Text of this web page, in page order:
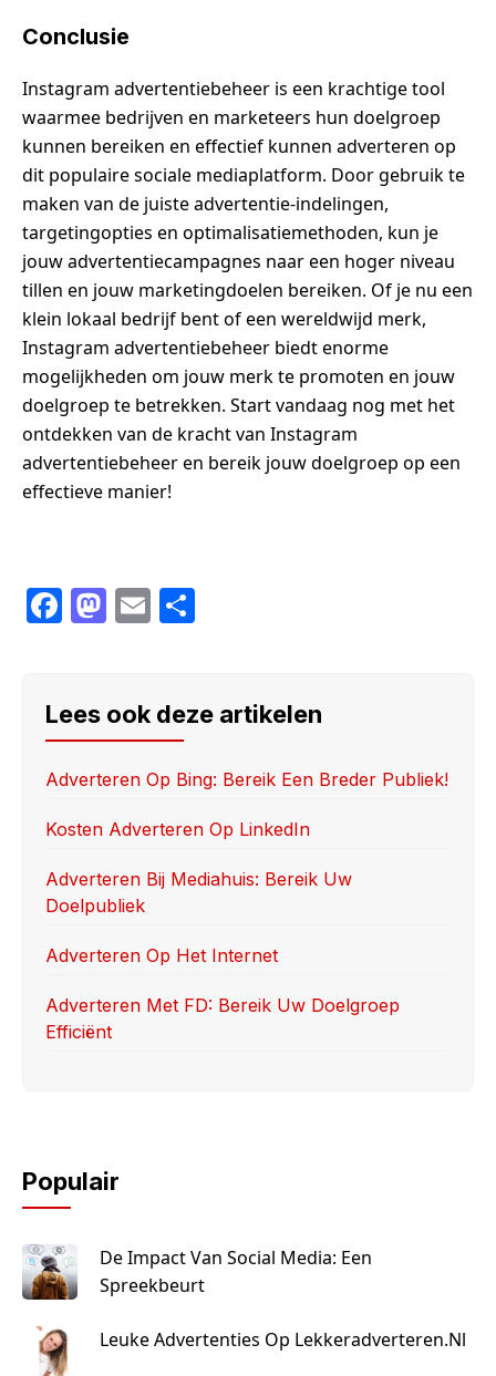
Conclusie
Instagram advertentiebeheer is een krachtige tool
waarmee bedrijven en marketeers hun doelgroep
kunnen bereiken en effectief kunnen adverteren op
dit populaire sociale mediaplatform. Door gebruik te
maken van de juiste advertentie-indelingen,
targetingopties en optimalisatiemethoden, kun je
jouw advertentiecampagnes naar een hoger niveau
tillen en jouw marketingdoelen bereiken. Of je nu een
klein lokaal bedrijf bent of een wereldwijd merk,
Instagram advertentiebeheer biedt enorme
mogelijkheden om jouw merk te promoten en jouw
doelgroep te betrekken. Start vandaag nog met het
ontdekken van de kracht van Instagram
advertentiebeheer en bereik jouw doelgroep op een
effectieve manier!
F
e
b
o
o
M
o
d
o
n
E
e
Lees ook deze artikelen
Adverteren Op Bing: Bereik Een Breder Publiek!
Kosten Adverteren Op LinkedIn
Adverteren Bij Mediahuis: Bereik Uw
Doelpubliek
Adverteren Op Het Internet
Adverteren Met FD: Bereik Uw Doelgroep
Efficiënt
Populair
De Impact Van Social Media: Een
Spreekbeurt
Leuke Advertenties Op Lekkeradverteren.nl